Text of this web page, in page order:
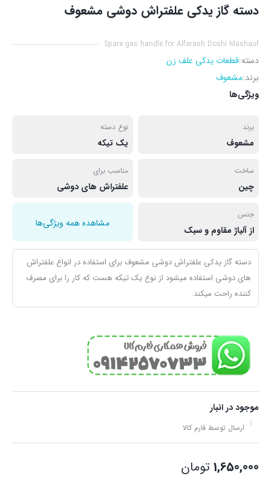
دسته گاز یدکی علفتراش دوشی مشعوف
Spare gas handle for Alfarash Doshi Mashauf
دسته:قطعات یدکی علف زن
برند:مشعوف
ویژگی‌ها
برند
مشعوف
نوع دسته
یک تیکه
ساخت
چین
مناسب برای
علفتراش های دوشی
جنس
از آلیاژ مقاوم و سبک
مشاهده همه ویژگی‌ها
دسته گاز یدکی علفتراش دوشی مشعوف برای استفاده در انواع علفتراش
های دوشی استفاده میشود از نوع یک تیکه هست که کار را برای مصرف
کننده راحت میکند.
موجود در انبار
ارسال توسط فارم کالا
1,650,000 تومان